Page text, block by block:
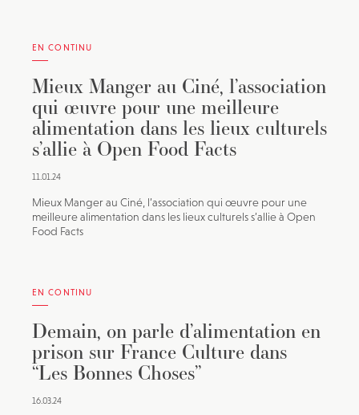
EN CONTINU
Mieux Manger au Ciné, l’association
qui œuvre pour une meilleure
alimentation dans les lieux culturels
s’allie à Open Food Facts
11.01.24
Mieux Manger au Ciné, l’association qui œuvre pour une
meilleure alimentation dans les lieux culturels s’allie à Open
Food Facts
EN CONTINU
Demain, on parle d’alimentation en
prison sur France Culture dans
“Les Bonnes Choses”
16.03.24